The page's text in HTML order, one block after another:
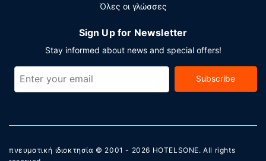
Όλες οι γλώσσες
Sign Up for Newsletter
Stay informed about news and special offers!
Subscribe
πνευματική ιδιοκτησία © 2001 - 2026 HOTELSONE. All rights